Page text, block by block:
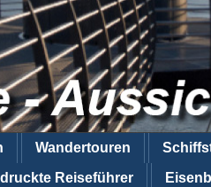
Wandertouren
Reiseführer